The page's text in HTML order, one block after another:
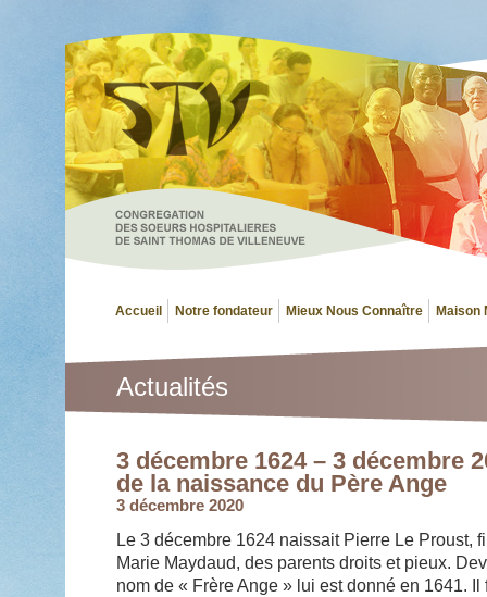
Accueil Notre fondateur Mieux Nous Connaître Maison
Actualités
3 décembre 1624 – 3 décembre
de la naissance du Père Ange
3 décembre 2020
Le 3 décembre 1624 naissait Pierre Le Proust,
Marie Maydaud, des parents droits et pieux.
nom de « Frère Ange » lui est donné en 1641.